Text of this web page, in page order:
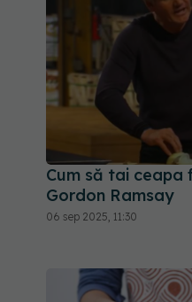
Cum să tai ceapa
Gordon Ramsay
06 sep 2025, 11:30